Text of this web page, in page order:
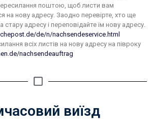
поштою, щоб листи вам
на нову адресу. Заодно перевірте, хто ще
стару адресу і переповідайте їм нову адресу.
de/n/nachsendeservice.html
всіх листів на нову адресу на півроку
nachsendeauftrag
виїзд